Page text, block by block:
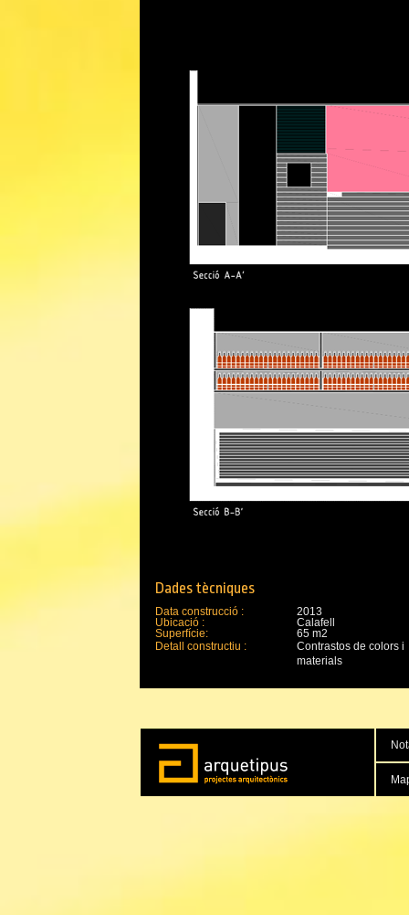
Dades tècniques
Data construcció :
2013
Ubicació :
Calafell
Superfície:
65 m2
Detall constructiu :
Contrastos de colors i
materials